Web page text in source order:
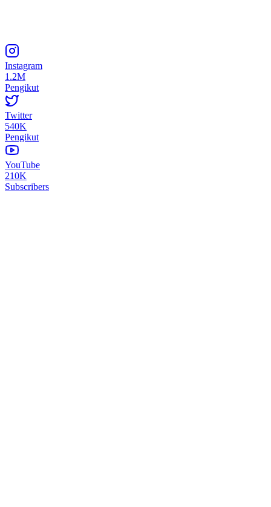
Instagram
1.2M
Pengikut
Twitter
540K
Pengikut
YouTube
210K
Subscribers